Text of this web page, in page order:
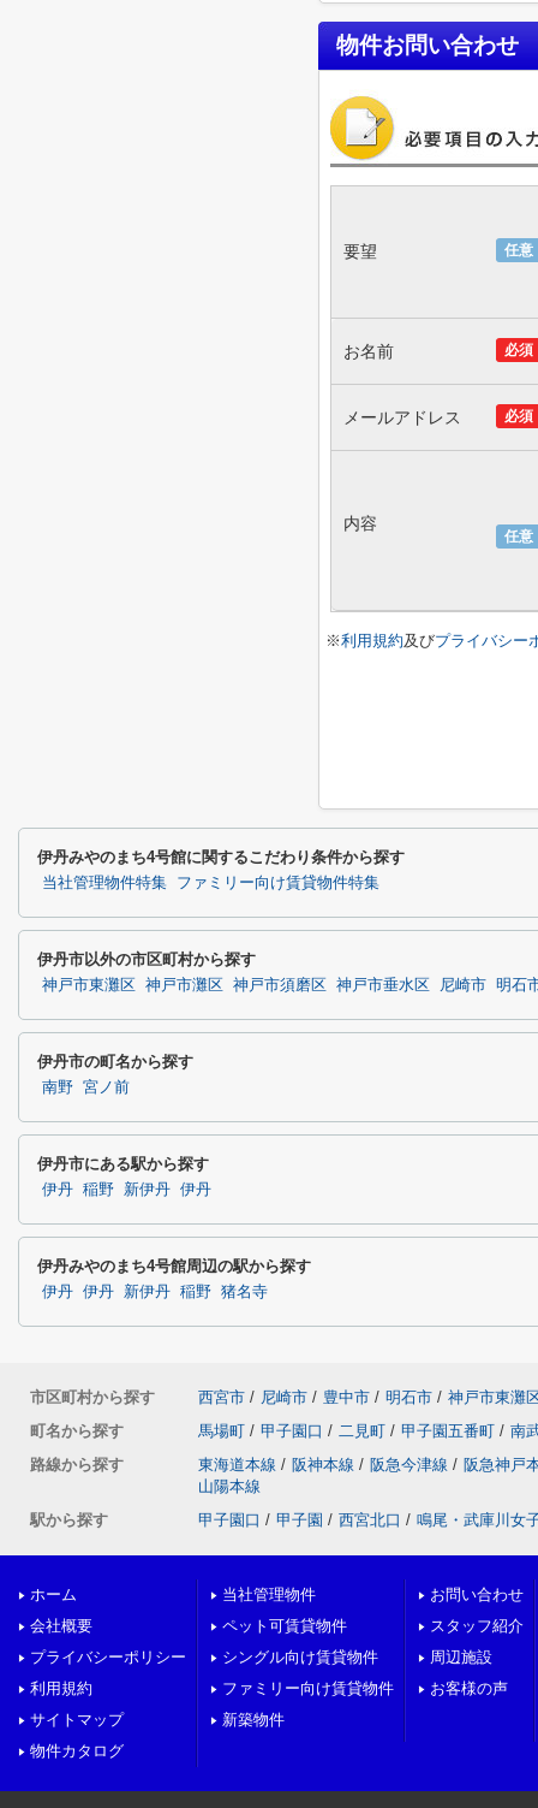
物件お問い合わせ
任意
要望
必須
お名前
必須
メールアドレス
任意
内容
※利用規約及びプライバシー
伊丹みやのまち4号館に関するこだわり条件から探す
当社管理物件特集 ファミリー向け賃貸物件特集
伊丹市以外の市区町村から探す
神戸市東灘区 神戸市灘区 神戸市須磨区 神戸市垂水区 尼崎市 明石
伊丹市の町名から探す
南野 宮ノ前
伊丹市にある駅から探す
伊丹 稲野 新伊丹 伊丹
伊丹みやのまち4号館周辺の駅から探す
伊丹 伊丹 新伊丹 稲野 猪名寺
市区町村から探す 西宮市 / 尼崎市 / 豊中市 / 明石市 / 神戸市東灘
町名から探す
馬場町 / 甲子園口 / 二見町 / 甲子園五番町 / 南
路線から探す
東海道本線 / 阪神本線 / 阪急今津線 / 阪急神戸
山陽本線
駅から探す
甲子園口 / 甲子園 / 西宮北口 / 鳴尾・武庫川女
ホーム
会社概要
プライバシーポリシー
利用規約
サイトマップ
物件カタログ
当社管理物件
ペット可賃貸物件
シングル向け賃貸物件
ファミリー向け賃貸物件
新築物件
お問い合わせ
スタッフ紹介
周辺施設
お客様の声